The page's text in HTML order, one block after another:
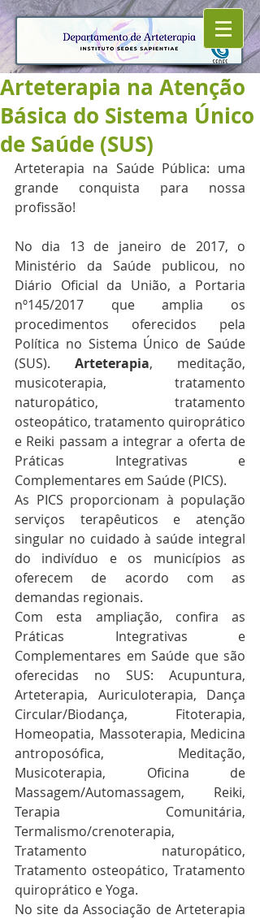
Arteterapia na Atenção
Básica do Sistema Único
de Saúde (SUS)
Arteterapia na Saúde Pública: uma
grande conquista para nossa
profissão!
No dia 13 de janeiro de 2017, o
Ministério da Saúde publicou, no
Diário Oficial da União, a Portaria
nº145/2017 que amplia os
procedimentos oferecidos pela
Política no Sistema Único de Saúde
(SUS). Arteterapia, meditação,
musicoterapia, tratamento
naturopático, tratamento
osteopático, tratamento quiroprático
e Reiki passam a integrar a oferta de
Práticas Integrativas e
Complementares em Saúde (PICS).
As PICS proporcionam à população
serviços terapêuticos e atenção
singular no cuidado à saúde integral
do indivíduo e os municípios as
oferecem de acordo com as
demandas regionais.
Com esta ampliação, confira as
Práticas Integrativas e
Complementares em Saúde que são
oferecidas no SUS: Acupuntura,
Arteterapia, Auriculoterapia, Dança
Circular/Biodança, Fitoterapia,
Homeopatia, Massoterapia, Medicina
antroposófica, Meditação,
Musicoterapia, Oficina de
Massagem/Automassagem, Reiki,
Terapia Comunitária,
Termalismo/crenoterapia,
Tratamento naturopático,
Tratamento osteopático, Tratamento
quiroprático e Yoga.
No site da Associação de Arteterapia